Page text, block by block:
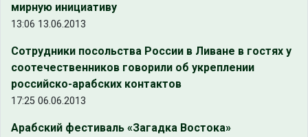
мирную инициативу
13:06 13.06.2013
Сотрудники посольства России в Ливане в гостях у
соотечественников говорили об укреплении
российско-арабских контактов
17:25 06.06.2013
Арабский фестиваль «Загадка Востока»